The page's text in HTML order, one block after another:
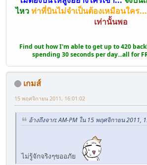
ไหว ท่าที่บินไม่จำเป็นต้องเหมือนใคร...
เท่านั้นพอ
Find out how I'm able to get up to 420
spending 30 seconds per day...all for
เกมส์
15 พฤศจิกายน 2011, 16:01:02
อ้างถึงจาก: AM-PM ใน 15 พฤศจิกายน 2011,
ไม่รู้จักจริงๆขออภัย